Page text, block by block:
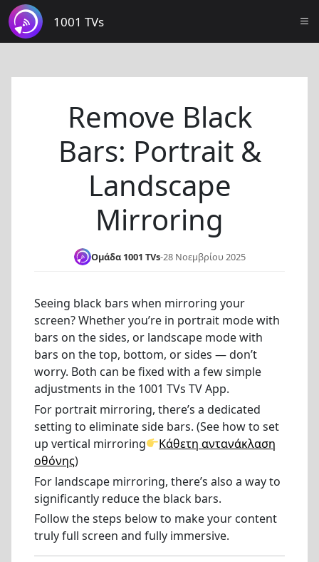
1001 TVs
Remove Black
Bars: Portrait &
Landscape
Mirroring
Ομάδα 1001 TVs-28 Νοεμβρίου 2025
Seeing black bars when mirroring your
screen? Whether you’re in portrait mode with
bars on the sides, or landscape mode with
bars on the top, bottom, or sides — don’t
worry. Both can be fixed with a few simple
adjustments in the 1001 TVs TV App.
For portrait mirroring, there’s a dedicated
setting to eliminate side bars. (See how to set
up vertical mirroring
Κάθετη αντανάκλαση
οθόνης)
For landscape mirroring, there’s also a way to
significantly reduce the black bars.
Follow the steps below to make your content
truly full screen and fully immersive.